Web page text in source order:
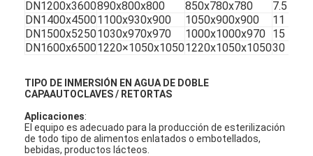
Máquina automática de carga y descarga
Máquina de esterilización automática
Máquina del transportador de correa
Máquina de Palletizer del robot
El tanque de mezcla de acero inoxidable
DN1200x3600890x800x800 850x780x780
7.5
DN1400x45001100x930x900 1050x900x900
11
DN1500x52501030x970x970 1000x1000x970 15
DN1600x65001220×1050x10501220x1050x105030
TIPO DE INMERSIÓN EN AGUA DE DOBLE
CAPAAUTOCLAVES / RETORTAS
Aplicaciones:
El equipo es adecuado para la producción de esterilización
de todo tipo de alimentos enlatados o embotellados,
bebidas, productos lácteos.